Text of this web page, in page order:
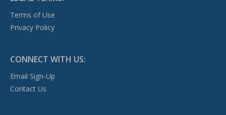
Terms of Use
Privacy Policy
CONNECT WITH US:
Email Sign-Up
Contact Us